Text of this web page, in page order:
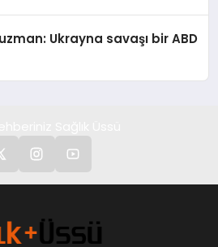
Ukrayna savaşı bir ABD